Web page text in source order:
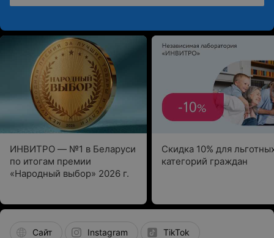
ИНВИТРО — №1 в Беларуси
по итогам премии
«Народный выбор» 2026 г.
Скидка 10% для
категорий граждан
Сайт Instagram TikTok